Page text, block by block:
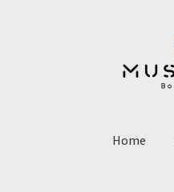
Navigation
springen
Inhalt
springen
Home